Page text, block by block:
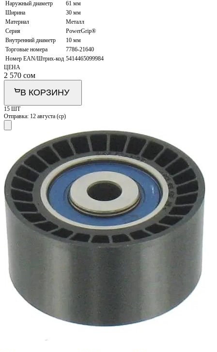
Наружный диаметр
61 мм
Ширина
30 мм
Материал
Металл
Серия
PowerGrip®
Внутренний диаметр
10 мм
Торговые номера
7786-21640
Номер EAN/Штрих-код 5414465099984
ЦЕНА
2 570 сом
В КОРЗИНУ
15 ШТ
Отправка: 12 августа (ср)